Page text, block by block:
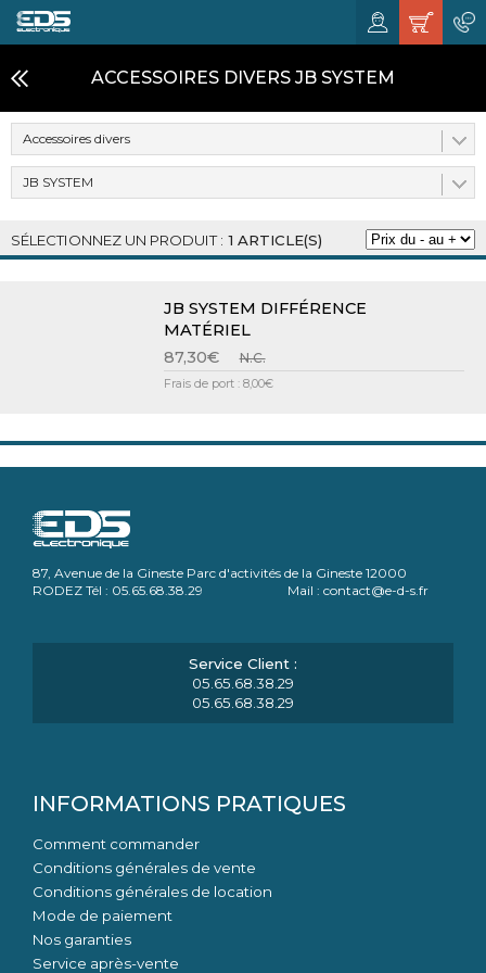
ACCESSOIRES DIVERS JB SYSTEM
Accessoires divers
JB SYSTEM
1 ARTICLE(S)
JB SYSTEM DIFFÉRENCE
MATÉRIEL
87,30€
N.C.
Frais de port : 8,00€
87, Avenue de la Gineste Parc d'activités de la Gineste 12000
RODEZ Tél : 05.65.68.38.29 Mail : contact@e-d-s.fr
05.65.68.38.29
05.65.68.38.29
INFORMATIONS PRATIQUES
Comment commander
Conditions générales de vente
Conditions générales de location
Mode de paiement
Nos garanties
Service après-vente